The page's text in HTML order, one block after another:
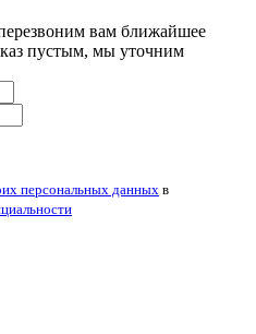
вам ближайшее
пустым, мы уточним
персональных данных в